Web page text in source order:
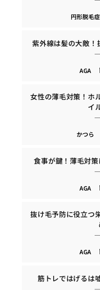
円形脱毛症
紫外線は髪の大敵
AGA
女性の薄毛対策！ホ
イ
かつら
食事が鍵！薄毛対
AGA
抜け毛予防に役立つ
AGA
筋トレではげるは